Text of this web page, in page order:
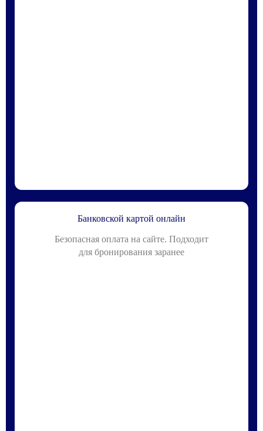
Банковской картой онлайн
Безопасная оплата на сайте. Подходит
для бронирования заранее